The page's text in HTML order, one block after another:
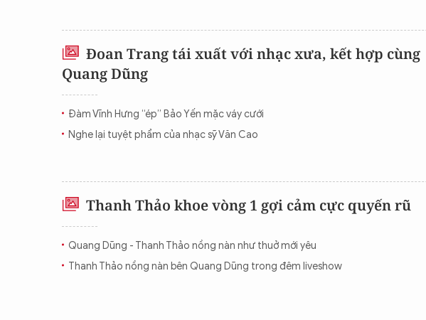
Đoan Trang tái xuất với nhạc xưa, kết hợp cùng
Quang Dũng
Đàm Vĩnh Hưng “ép” Bảo Yến mặc váy cưới
Nghe lại tuyệt phẩm của nhạc sỹ Văn Cao
Thanh Thảo khoe vòng 1 gợi cảm cực quyến rũ
Quang Dũng - Thanh Thảo nồng nàn như thuở mới yêu
Thanh Thảo nồng nàn bên Quang Dũng trong đêm liveshow